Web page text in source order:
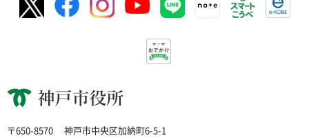
神戸市役所
〒650-8570 神戸市中央区加納町6-5-1